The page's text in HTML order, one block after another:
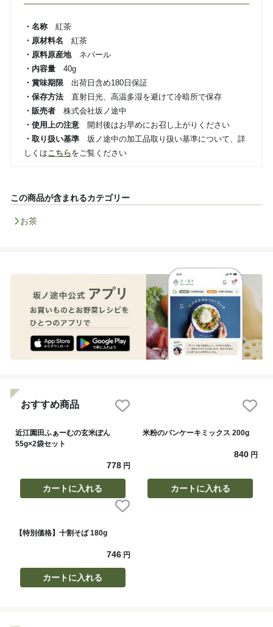
・名称紅茶
・原材料名 紅茶
・原料原産地ネパール
・内容量40g
・賞味期限出荷日含め180日保証
・保存方法直射日光、高温多湿を避けて冷暗所で保存
・販売者 株式会社坂ノ途中
・使用上の注意開封後はお早めにお召し上がりください
・取り扱い基準坂ノ途中の加工品取り扱い基準について、詳
しくはこちらをご覧ください
この商品が含まれるカテゴリー
お茶
おすすめ商品
近江園田ふぁーむの玄米ぽん
55g×2袋セット
778円
カートに入れる
米粉のパンケーキミックス 200g
840 円
カートに入れる
【特別価格】十割そば 180g
746円
カートに入れる